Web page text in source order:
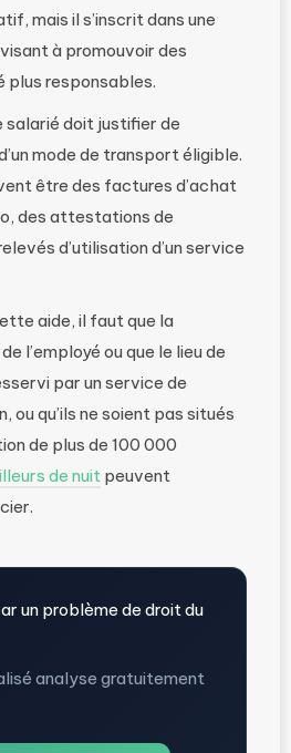
mais il s’inscrit dans une
à promouvoir des
plus responsables.
salarié doit justifier de
mode de transport éligible.
être des factures d’achat
des attestations de
d’utilisation d’un service
aide, il faut que la
l’employé ou que le lieu de
par un service de
ou qu’ils ne soient pas situés
de plus de 100 000
de nuit peuvent
un problème de droit du
analyse gratuitement